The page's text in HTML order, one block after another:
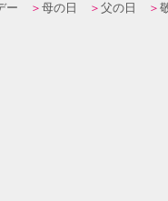
ー 母の日 父の日